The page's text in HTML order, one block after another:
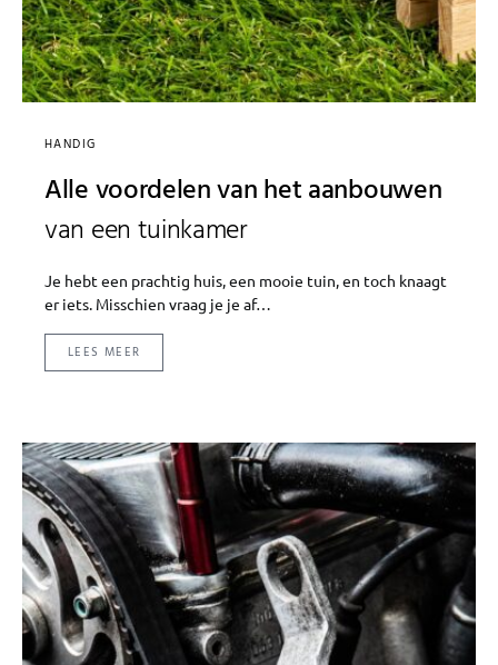
HANDIG
Alle voordelen van het aanbouwen
van een tuinkamer
Je hebt een prachtig huis, een mooie tuin, en toch knaagt
er iets. Misschien vraag je je af…
LEES MEER